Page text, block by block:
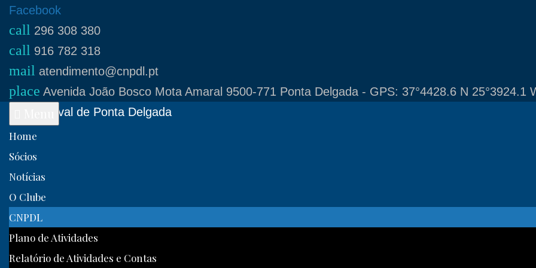
Skip
content
Facebook
call 296 308 380
call 916 782 318
mail atendimento@cnpdl.pt
place Avenida João Bosco Mota Amaral 9500-771 Ponta Delgada - GPS: 37°4428.6 N 25°3924.1
Clube Naval de Ponta Delgada
Home
Sócios
Notícias
O Clube
CNPDL
Plano de Atividades
Relatório de Atividades e Contas